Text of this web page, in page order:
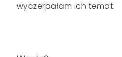
wyczerpałam ich temat.